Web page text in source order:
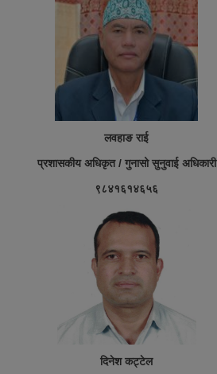
लवहाङ राई
प्रशासकीय अधिकृत / गुनासो सुनुवाई अधिकारी
९८४१६१४६५६
दिनेश कट्टेल